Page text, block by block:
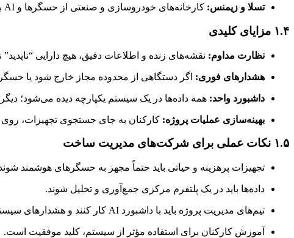
تسلا و زیمنس: کارخانه‌های خودروسازی و صنعتی از حسگرها و AI برای ردیابی تجهیزات خط تولید استفاده می‌کنند، به گونه‌ای که هر دستگاه در هر لحظه در دسترس و سالم است.
۱.۴ مزایای کلیدی
نظارت مداوم: نقشه‌های زنده و اطلاعات دقیق، هیچ دارایی
هشدارهای فوری: اگر دستگاهی از محدوده مجاز خارج شود یا
داشبورد واحد: همه داده‌ها در یک سیستم یکپارچه دیده می‌شود؛
بهینه‌سازی عملیات پروژه: کارکنان به جای جستجوی تجهیزات،
۱.۵ نکات عملی برای شرکت‌های مدیریت ساخت
تجهیزات پرهزینه و حیاتی باید حتماً مجهز به حسگرهای هوشمند
داده‌ها باید در یک پلتفرم مرکزی جمع‌آوری و تحلیل شوند.
تیم‌های مدیریت پروژه باید با داشبورد AI کار کنند و هشدارهای سیستم را در تصمیم‌گیری‌های روزانه لحاظ کنند.
آموزش کارکنان برای استفاده مؤثر از سیستم، کلید موفقیت است.